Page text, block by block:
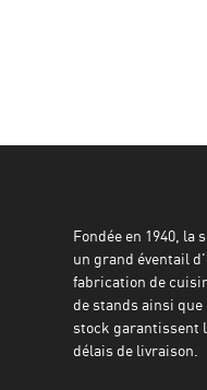
Fondée en 1940,
un grand éventail
fabrication de
de stands ainsi
stock garantissent
délais de livraison.